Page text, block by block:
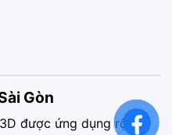
Gòn
được ứng dụng rộng